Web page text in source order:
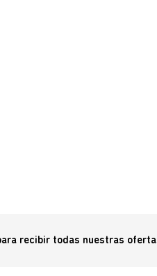
recibir todas nuestras